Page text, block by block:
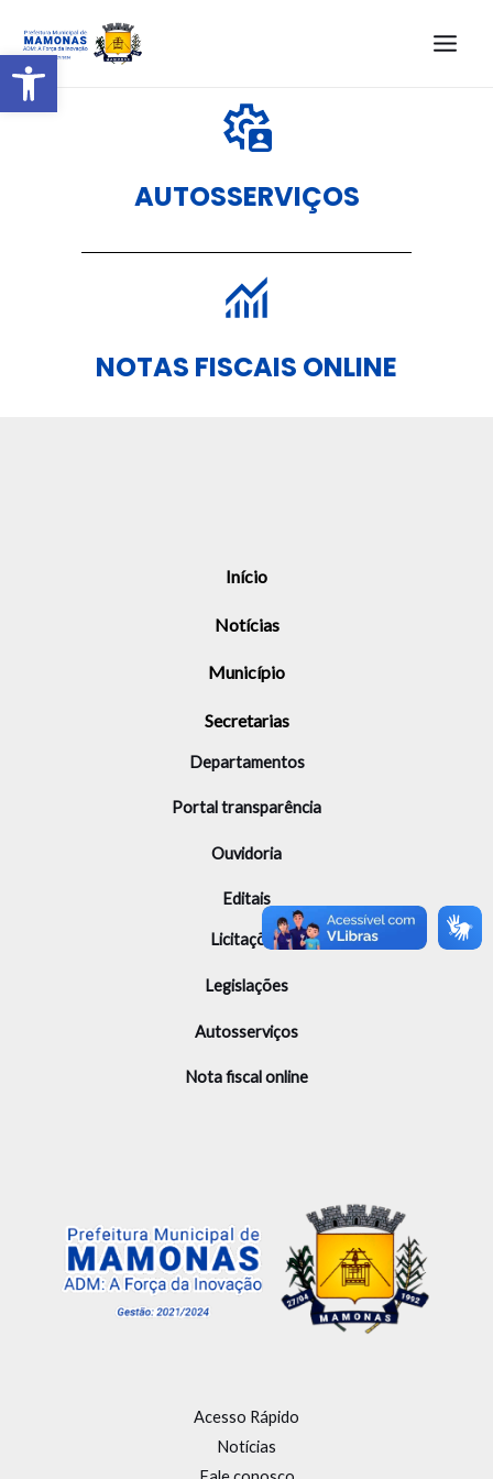
Barra de Ferramentas Aberta
AUTOSSERVIÇOS
NOTAS FISCAIS ONLINE
Início
Notícias
Município
Secretarias
Departamentos
Portal transparência
Ouvidoria
Editais
Licitações
Legislações
Autosserviços
Nota fiscal online
Acesso Rápido
Notícias